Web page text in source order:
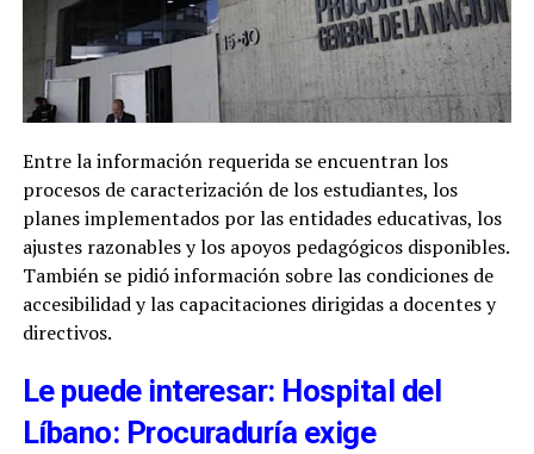
Entre la información requerida se encuentran los
procesos de caracterización de los estudiantes, los
planes implementados por las entidades educativas, los
ajustes razonables y los apoyos pedagógicos disponibles.
También se pidió información sobre las condiciones de
accesibilidad y las capacitaciones dirigidas a docentes y
directivos.
Le puede interesar: Hospital del
Líbano: Procuraduría exige